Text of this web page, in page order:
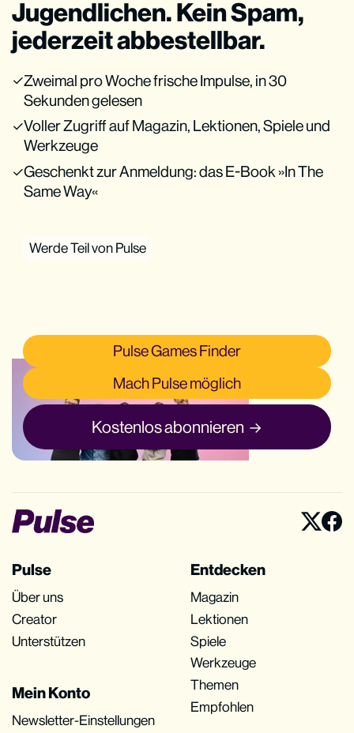
Jugendlichen. Kein Spam,
jederzeit abbestellbar.
Zweimal pro Woche frische Impulse, in 30
Sekunden gelesen
Voller Zugriff auf Magazin, Lektionen, Spiele und
Werkzeuge
Geschenkt zur Anmeldung: das E-Book »In The
Same Way«
Werde Teil von Pulse
Pulse Games Finder
Mach Pulse möglich
Kostenlos abonnieren
Pulse
Über uns
Creator
Unterstützen
Entdecken
Magazin
Lektionen
Spiele
Werkzeuge
Themen
Empfohlen
Mein Konto
Newsletter-Einstellungen